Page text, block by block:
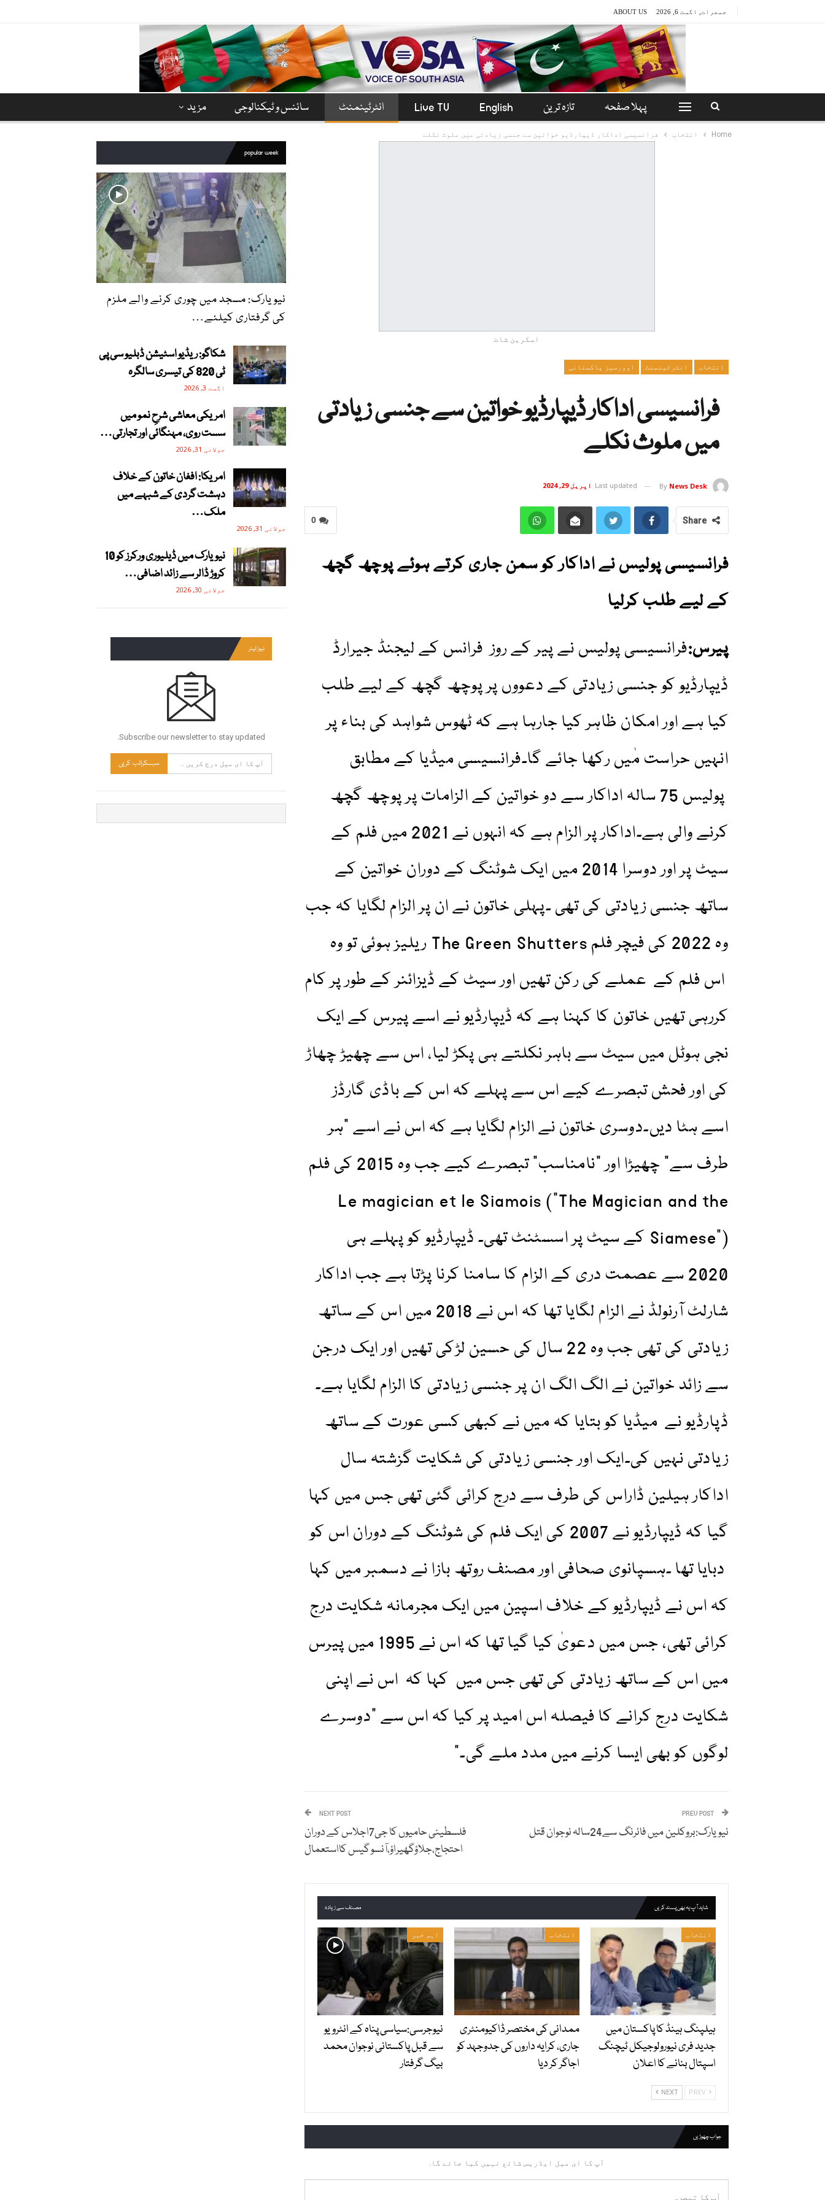
جمعرات, اگست 6, 2026 ABOUT US
پہلا صفحہ تازہ ترین English
Live TV انٹرٹینمنٹ سائنس و ٹیکنالوجی مزید
Home انتخاب فرانسیسی اداکار ڈیپارڈیو خواتین سے جنسی زیادتی میں ملوث نکلے
اسکرین شاٹ
انتخاب انٹرٹینمنٹ اوورسیز پاکستانی
فرانسیسی اداکار ڈیپارڈیو خواتین سے جنسی زیادتی
میں ملوث نکلے
By News Desk
Last updated اپریل 29, 2024
0 Share
فرانسیسی پولیس نے اداکار کو سمن جاری کرتے ہوئے پوچھ گچھ
کے لیے طلب کرلیا
پیرس:فرانسیسی پولیس نے پیر کے روز فرانس کے لیجنڈ جیرارڈ
ڈیپارڈیو کو جنسی زیادتی کے دعووں پر پوچھ گچھ کے لیے طلب
کیا ہے اور امکان ظاہر کیا جارہا ہے کہ ٹھوس شواہد کی بناء پر
انہیں حراست مٰیں رکھا جائے گا۔فرانسیسی میڈیا کے مطابق
پولیس 75 سالہ اداکار سے دو خواتین کے الزامات پر پوچھ گچھ
کرنے والی ہے۔اداکار پر الزام ہے کہ انہوں نے 2021 میں فلم کے
سیٹ پر اور دوسرا 2014 میں ایک شوٹنگ کے دوران خواتین کے
ساتھ جنسی زیادتی کی تھی ۔پہلی خاتون نے ان پر الزام لگایا کہ جب
وہ 2022 کی فیچر فلم The Green Shutters ریلیز ہوئی تو وہ
اس فلم کے عملے کی رکن تھیں اور سیٹ کے ڈیزائنر کے طور پر کام
کررہی تھیں خاتون کا کہنا ہے کہ ڈیپارڈیو نے اسے پیرس کے ایک
نجی ہوٹل میں سیٹ سے باہر نکلتے ہی پکڑ لیا، اس سے چھیڑ چھاڑ
کی اور فحش تبصرے کیے اس سے پہلے کہ اس کے باڈی گارڈز
اسے ہٹا دیں۔دوسری خاتون نے الزام لگایا ہے کہ اس نے اسے "ہر
طرف سے” چھیڑا اور "نامناسب” تبصرے کیے جب وہ 2015 کی فلم
Le magician et le Siamois ("The Magician and the
Siamese”) کے سیٹ پر اسسٹنٹ تھی۔ ڈیپارڈیو کو پہلے ہی
2020 سے عصمت دری کے الزام کا سامنا کرنا پڑتا ہے جب اداکار
شارلٹ آرنولڈ نے الزام لگایا تھا کہ اس نے 2018 میں اس کے ساتھ
زیادتی کی تھی جب وہ 22 سال کی حسین لڑکی تھیں اور ایک درجن
سے زائد خواتین نے الگ الگ ان پر جنسی زیادتی کا الزام لگایا ہے۔
ڈپارڈیو نے میڈیا کو بتایا کہ میں نے کبھی کسی عورت کے ساتھ
زیادتی نہیں کی۔ایک اور جنسی زیادتی کی شکایت گزشتہ سال
اداکار ہیلین ڈاراس کی طرف سے درج کرائی گئی تھی جس میں کہا
گیا کہ ڈیپارڈیو نے 2007 کی ایک فلم کی شوٹنگ کے دوران اس کو
دبایا تھا ۔ہسپانوی صحافی اور مصنف روتھ بازا نے دسمبر میں کہا
کہ اس نے ڈیپارڈیو کے خلاف اسپین میں ایک مجرمانہ شکایت درج
کرائی تھی، جس میں دعویٰ کیا گیا تھا کہ اس نے 1995 میں پیرس
میں اس کے ساتھ زیادتی کی تھی جس میں کہا کہ اس نے اپنی
شکایت درج کرانے کا فیصلہ اس امید پر کیا کہ اس سے "دوسرے
لوگوں کو بھی ایسا کرنے میں مدد ملے گی۔”
نیویارک:بروکلین میں فائرنگ سے24سالہ نوجوان قتل
NEXT POST
فلسطینی حامیوں کا جی7اجلاس کے دوران
احتجاج،جلاؤگھیراؤ،آنسو گیس کااستعمال
شاید آپ یہ بھی پسند کریں مصنف سے زیادہ
انتخاب
ہیلپنگ ہینڈ کا پاکستان میں
جدید فری نیورولوجیکل ٹیچنگ
اسپتال بنانے کا اعلان
انتخاب
ممدانی کی مختصر ڈاکیومنٹری
جاری، کرایہ داروں کی جدوجہد کو
اجاگر کر دیا
اہم خبر
نیوجرسی:سیاسی پناہ کے انٹرویو
سے قبل پاکستانی نوجوان محمد
بیگ گرفتار
NEXT
جواب چھوڑیں
آپ کا ای میل ایڈریس شائع نہیں کیا جائے گا.
popular week
نیویارک: مسجد میں چوری کرنے والے ملزم
کی گرفتاری کیلئے…
شکاگو: ریڈیو اسٹیشن ڈبلیو سی پی
ٹی 820 کی تیسری سالگرہ
اگست 3, 2026
امریکی معاشی شرحِ نمو میں
سست روی، مہنگائی اور تجارتی…
جولائی 31, 2026
امریکا: افغان خاتون کے خلاف
دہشت گردی کے شبہے میں
ملک…
جولائی 31, 2026
نیویارک میں ڈیلیوری ورکرز کو 10
کروڑ ڈالر سے زائد اضافی…
جولائی 30, 2026
نیوز لیٹر
Subscribe our newsletter to stay updated.
سبسکرائب کریں